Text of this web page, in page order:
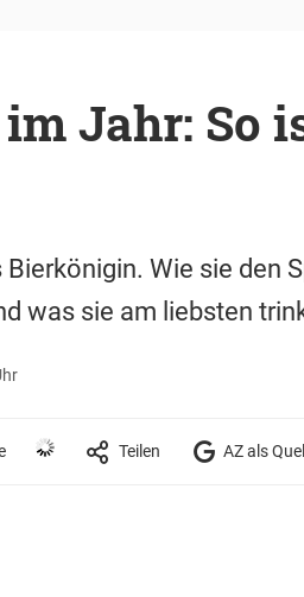
Jahr: So
Wie sie den
was sie am liebsten
Teilen AZ als